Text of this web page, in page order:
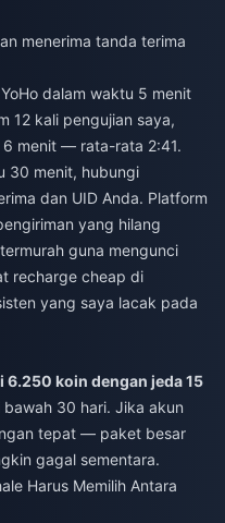
menerima tanda terima
dalam waktu 5 menit
12 kali pengujian saya,
menit — rata-rata 2:41.
30 menit, hubungi
dan UID Anda. Platform
yang hilang
guna mengunci
recharge cheap di
yang saya lacak pada
6.250 koin dengan jeda 15
30 hari. Jika akun
tepat — paket besar
gagal sementara.
Harus Memilih Antara